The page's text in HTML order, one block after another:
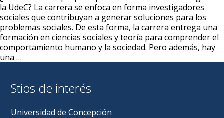
la UdeC? La carrera se enfoca en forma investigadores
sociales que contribuyan a generar soluciones para los
problemas sociales. De esta forma, la carrera entrega una
formación en ciencias sociales y teoría para comprender el
comportamiento humano y la sociedad. Pero además, hay
una …
(+Brochure.pdf)
Stios de interés
Universidad de Concepción